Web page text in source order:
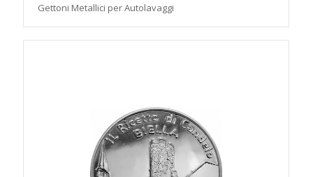
Gettoni Metallici per Autolavaggi